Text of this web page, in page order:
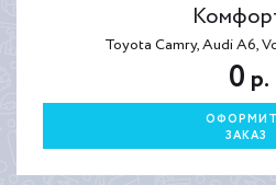
Toyota Camry, Audi A6,
0 р.
ЗАКАЗ